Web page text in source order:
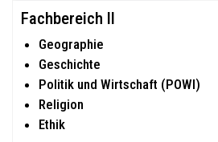
Type 2 or more characters for results.
Fachbereich II
Geographie
Geschichte
Politik und Wirtschaft (POWI)
Religion
Ethik